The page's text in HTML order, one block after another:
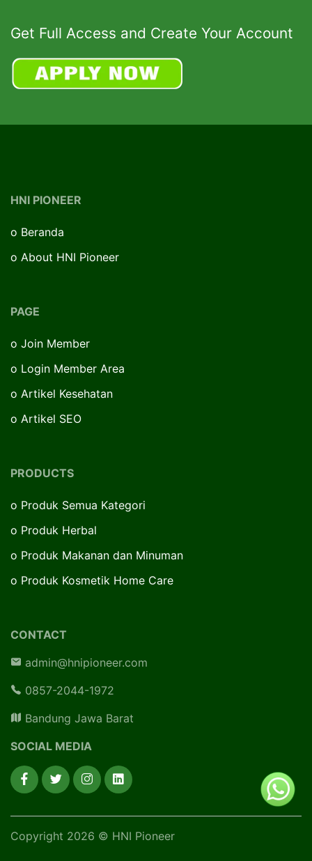
Get Full Access and Create Your Account
HNI PIONEER
o Beranda
o About HNI Pioneer
PAGE
o Join Member
o Login Member Area
o Artikel Kesehatan
o Artikel SEO
PRODUCTS
o Produk Semua Kategori
o Produk Herbal
o Produk Makanan dan Minuman
o Produk Kosmetik Home Care
CONTACT
admin@hnipioneer.com
0857-2044-1972
Bandung Jawa Barat
SOCIAL MEDIA
Copyright 2026 © HNI Pioneer